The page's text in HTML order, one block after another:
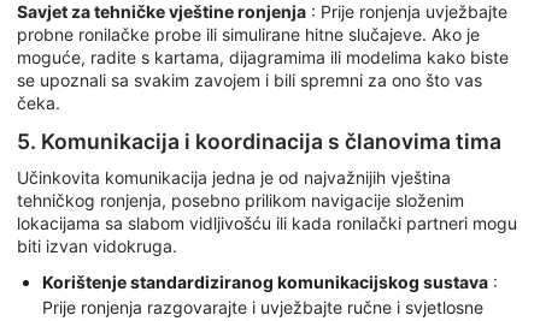
Savjet za tehničke vještine ronjenja : Prije ronjenja uvježbajte
probne ronilačke probe ili simulirane hitne slučajeve. Ako je
moguće, radite s kartama, dijagramima ili modelima kako biste
se upoznali sa svakim zavojem i bili spremni za ono što vas
čeka.
5. Komunikacija i koordinacija s članovima tima
Učinkovita komunikacija jedna je od najvažnijih vještina
tehničkog ronjenja, posebno prilikom navigacije složenim
lokacijama sa slabom vidljivošću ili kada ronilački partneri mogu
biti izvan vidokruga.
Korištenje standardiziranog komunikacijskog sustava :
Prije ronjenja razgovarajte i uvježbajte ručne i svjetlosne